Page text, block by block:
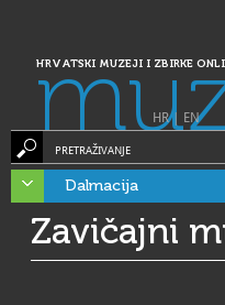
HRVATSKI MUZEJI I ZBIRKE
HR| EN
PRETRAŽIVANJE
Dalmacija
Zavičajni